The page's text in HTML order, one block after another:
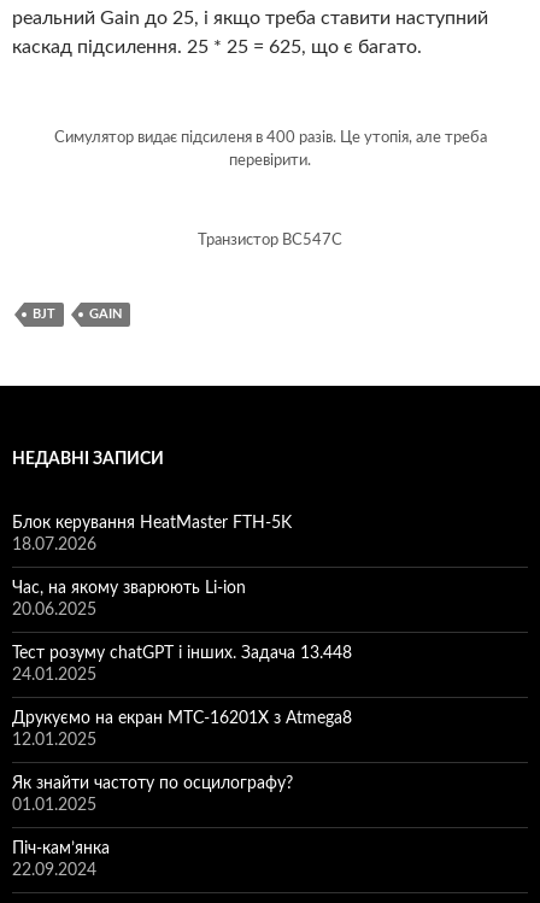
реальний Gain до 25, і якщо треба ставити наступний
каскад підсилення. 25 * 25 = 625, що є багато.
Симулятор видає підсиленя в 400 разів. Це утопія, але треба
перевірити.
Транзистор BC547C
BJT GAIN
НЕДАВНІ ЗАПИСИ
Блок керування HeatMaster FTH-5K
18.07.2026
Час, на якому зварюють Li-ion
20.06.2025
Тест розуму chatGPT і інших. Задача 13.448
24.01.2025
Друкуємо на екран MTC-16201X з Atmega8
12.01.2025
Як знайти частоту по осцилографу?
01.01.2025
Піч-кам’янка
22.09.2024